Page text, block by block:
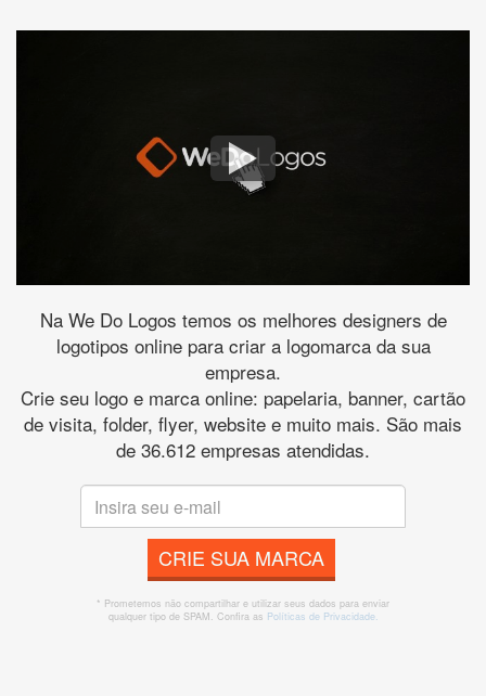
Na We Do Logos temos os melhores designers de
logotipos online para criar a logomarca da sua
empresa.
Crie seu logo e marca online: papelaria, banner, cartão
de visita, folder, flyer, website e muito mais. São mais
de 36.612 empresas atendidas.
CRIE SUA MARCA
* Prometemos não compartilhar e utilizar seus dados para enviar
qualquer tipo de SPAM. Confira as Políticas de Privacidade.